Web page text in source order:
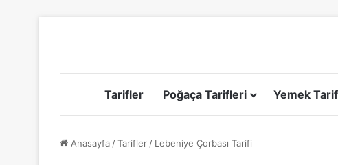
Tarifler Poğaça Tarifleri Yemek
Anasayfa /Tarifler / Lebeniye Çorbası Tarifi